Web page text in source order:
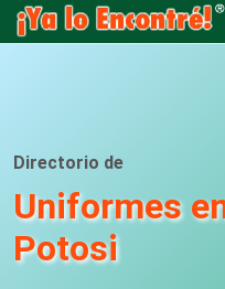
Directorio de
Uniformes
Potosi